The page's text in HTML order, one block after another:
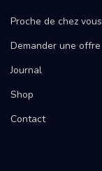
Proche de chez vous
Demander une offre
Journal
Shop
Contact